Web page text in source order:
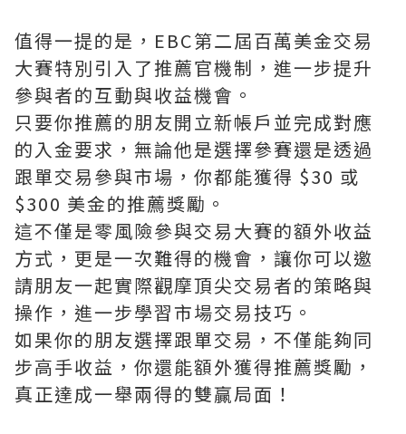
值得一提的是，EBC第二屆百萬美金交易
大賽特別引入了推薦官機制，進一步提升
參與者的互動與收益機會。
只要你推薦的朋友開立新帳戶並完成對應
的入金要求，無論他是選擇參賽還是透過
跟單交易參與市場，你都能獲得 $30 或
$300 美金的推薦獎勵。
這不僅是零風險參與交易大賽的額外收益
方式，更是一次難得的機會，讓你可以邀
請朋友一起實際觀摩頂尖交易者的策略與
操作，進一步學習市場交易技巧。
如果你的朋友選擇跟單交易，不僅能夠同
步高手收益，你還能額外獲得推薦獎勵，
真正達成一舉兩得的雙贏局面！